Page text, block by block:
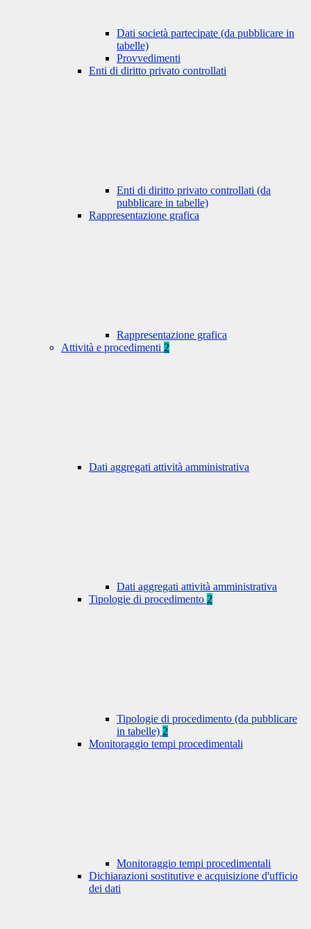
Dati società partecipate (da pubblicare in
tabelle)
Provvedimenti
Enti di diritto privato controllati
Enti di diritto privato controllati (da
pubblicare in tabelle)
Rappresentazione grafica
Rappresentazione grafica
Attività e procedimenti 2
Dati aggregati attività amministrativa
Dati aggregati attività amministrativa
Tipologie di procedimento 2
Tipologie di procedimento (da pubblicare
in tabelle) 2
Monitoraggio tempi procedimentali
Monitoraggio tempi procedimentali
Dichiarazioni sostitutive e acquisizione d'ufficio
dei dati